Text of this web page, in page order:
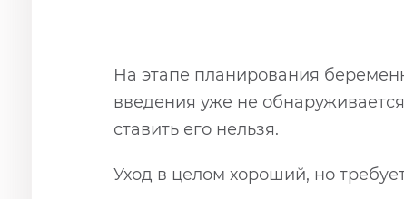
На этапе планирования
введения уже не
ставить его нельзя.
Уход в целом хороший, но